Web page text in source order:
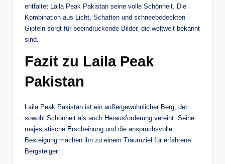
entfaltet Laila Peak Pakistan seine volle Schönheit. Die
Kombination aus Licht, Schatten und schneebedeckten
Gipfeln sorgt für beeindruckende Bilder, die weltweit bekannt
sind.
Fazit zu Laila Peak
Pakistan
Laila Peak Pakistan ist ein außergewöhnlicher Berg, der
sowohl Schönheit als auch Herausforderung vereint. Seine
majestätische Erscheinung und die anspruchsvolle
Besteigung machen ihn zu einem Traumziel für erfahrene
Bergsteiger.